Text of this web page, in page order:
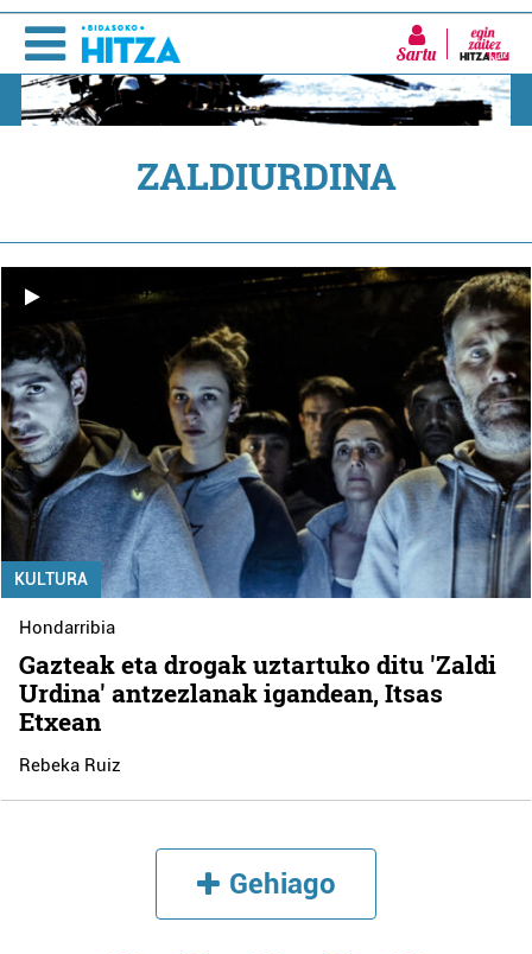
Sartu
ZALDIURDINA
KULTURA
Hondarribia
Gazteak eta drogak uztartuko ditu 'Zaldi
Urdina' antzezlanak igandean, Itsas
Etxean
Rebeka Ruiz
Gehiago